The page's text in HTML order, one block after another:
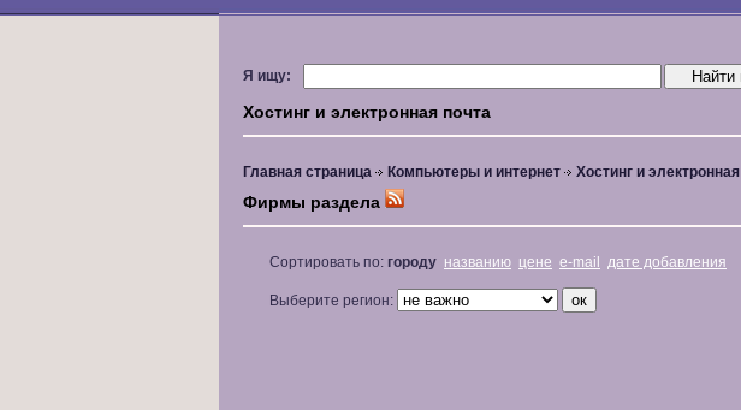
Я ищу:
Хостинг и электронная почта
Главная страница Компьютеры и интернет Хостинг и
Фирмы раздела
Сортировать по: городу названию цене e-mail дате добавления
Выберите регион: